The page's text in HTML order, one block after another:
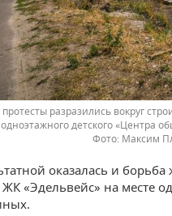
разразились вокруг
детского «Центра
Максим
оказалась и
ЖК «Эдельвейс» на месте